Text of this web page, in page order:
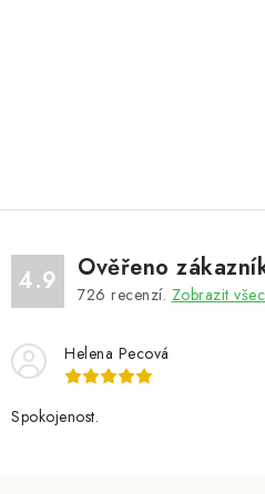
4.9 Ověřeno
726 recenzí. Zobrazit
Helena Pecová
Spokojenost.